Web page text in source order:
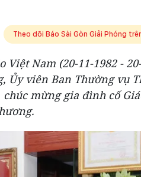
Theo dõi Báo Sài Gòn Giải Phóng
Nam (20-11-1982 -
Ủy viên Ban Thường vụ
mừng gia đình cố